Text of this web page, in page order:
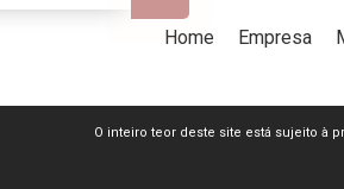
Home Empresa
O inteiro teor deste site está sujeito à